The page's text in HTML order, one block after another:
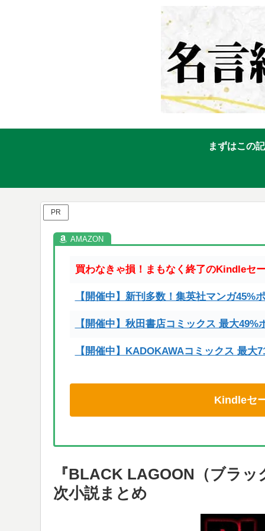
まずはこの
PR
買わなきゃ損！まもなく終了のKindleセ
【開催中】新刊多数！集英社マンガ45%
【開催中】秋田書店コミックス 最大49%
【開催中】KADOKAWAコミックス 最大
Kindleセ
『BLACK LAGOON（ブラ
次小説まとめ